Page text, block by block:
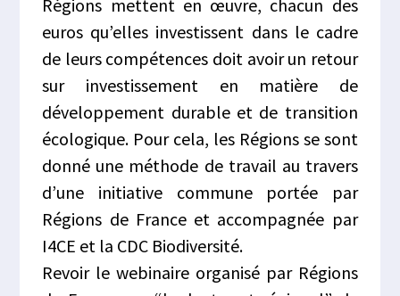
Régions mettent en œuvre, chacun des
euros qu’elles investissent dans le cadre
de leurs compétences doit avoir un retour
sur investissement en matière de
développement durable et de transition
écologique. Pour cela, les Régions se sont
donné une méthode de travail au travers
d’une initiative commune portée par
Régions de France et accompagnée par
I4CE et la CDC Biodiversité.
Revoir le webinaire organisé par Régions